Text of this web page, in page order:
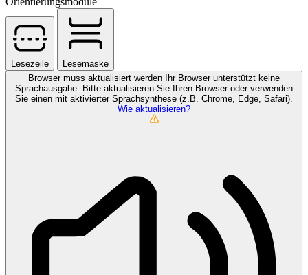
Lesezeile
Lesemaske
Browser muss aktualisiert werden
Ihr Browser unterstützt keine
Sprachausgabe. Bitte aktualisieren Sie Ihren Browser oder verwenden
Sie einen mit aktivierter Sprachsynthese (z.B. Chrome, Edge, Safari).
Wie aktualisieren?